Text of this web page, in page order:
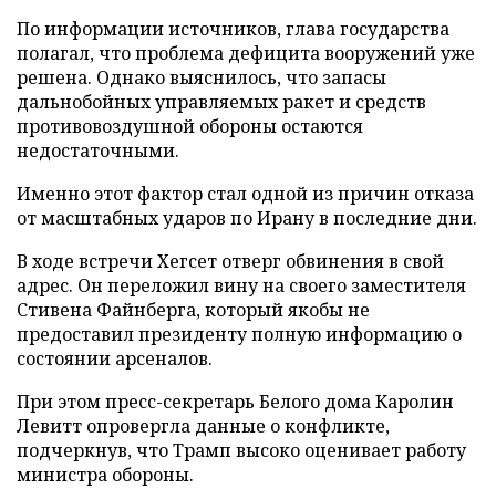
По информации источников, глава государства
полагал, что проблема дефицита вооружений уже
решена. Однако выяснилось, что запасы
дальнобойных управляемых ракет и средств
противовоздушной обороны остаются
недостаточными.
Именно этот фактор стал одной из причин отказа
от масштабных ударов по Ирану в последние дни.
В ходе встречи Хегсет отверг обвинения в свой
адрес. Он переложил вину на своего заместителя
Стивена Файнберга, который якобы не
предоставил президенту полную информацию о
состоянии арсеналов.
При этом пресс-секретарь Белого дома Каролин
Левитт опровергла данные о конфликте,
подчеркнув, что Трамп высоко оценивает работу
министра обороны.